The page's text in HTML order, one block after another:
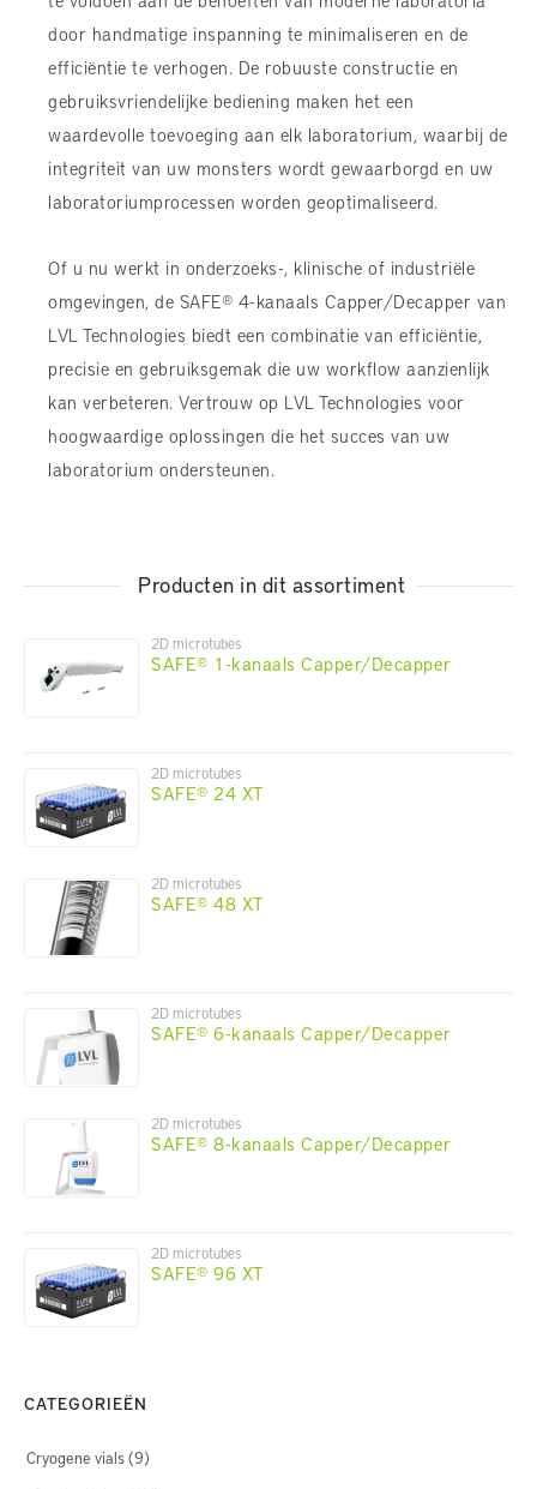
door handmatige inspanning te minimaliseren en de
efficiëntie te verhogen. De robuuste constructie en
gebruiksvriendelijke bediening maken het een
waardevolle toevoeging aan elk laboratorium, waarbij de
integriteit van uw monsters wordt gewaarborgd en uw
laboratoriumprocessen worden geoptimaliseerd.
Of u nu werkt in onderzoeks-, klinische of industriële
omgevingen, de SAFE® 4-kanaals Capper/Decapper van
LVL Technologies biedt een combinatie van efficiëntie,
precisie en gebruiksgemak die uw workflow aanzienlijk
kan verbeteren. Vertrouw op LVL Technologies voor
hoogwaardige oplossingen die het succes van uw
laboratorium ondersteunen.
Producten in dit assortiment
2D microtubes
SAFE® 1-kanaals Capper/Decapper
2D microtubes
SAFE® 24 XT
2D microtubes
SAFE® 48 XT
2D microtubes
SAFE® 6-kanaals Capper/Decapper
2D microtubes
SAFE® 8-kanaals Capper/Decapper
2D microtubes
SAFE® 96 XT
CATEGORIEËN
Cryogene vials(9)